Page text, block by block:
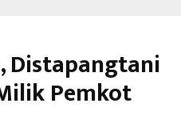
Distapangtani
Pemkot